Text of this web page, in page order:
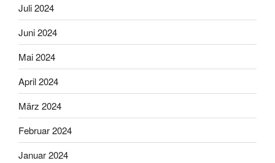
Juli 2024
Juni 2024
Mai 2024
April 2024
März 2024
Februar 2024
Januar 2024